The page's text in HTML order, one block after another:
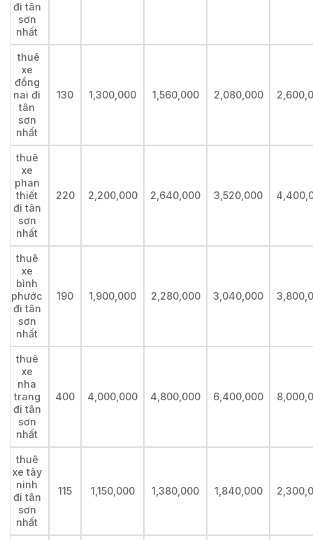
đi tân
sơn
nhất
thuê
xe
đồng
nai đi
tân
sơn
nhất
130 1,300,000 1,560,000 2,080,000
thuê
xe
phan
thiết
đi tân
sơn
nhất
220 2,200,000 2,640,000 3,520,000
thuê
xe
bình
phước
đi tân
sơn
nhất
190 1,900,000 2,280,000 3,040,000
thuê
xe
nha
trang
đi tân
sơn
nhất
400 4,000,000 4,800,000 6,400,000
thuê
xe tây
ninh
đi tân
sơn
nhất
115 1,150,000 1,380,000 1,840,000